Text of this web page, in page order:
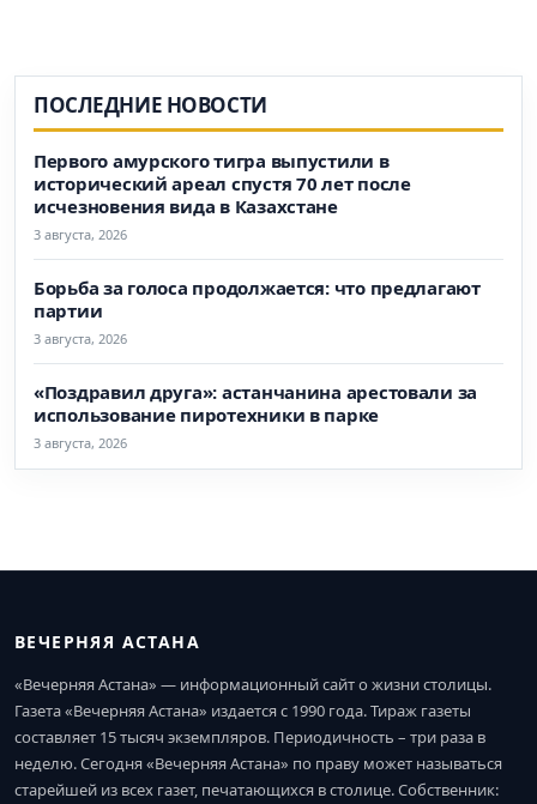
ПОСЛЕДНИЕ НОВОСТИ
Первого амурского тигра выпустили в
исторический ареал спустя 70 лет после
исчезновения вида в Казахстане
3 августа, 2026
Борьба за голоса продолжается: что предлагают
партии
3 августа, 2026
«Поздравил друга»: астанчанина арестовали за
использование пиротехники в парке
3 августа, 2026
ВЕЧЕРНЯЯ АСТАНА
«Вечерняя Астана» — информационный сайт о жизни столицы.
Газета «Вечерняя Астана» издается с 1990 года. Тираж газеты
составляет 15 тысяч экземпляров. Периодичность – три раза в
неделю. Сегодня «Вечерняя Астана» по праву может называться
старейшей из всех газет, печатающихся в столице. Собственник: